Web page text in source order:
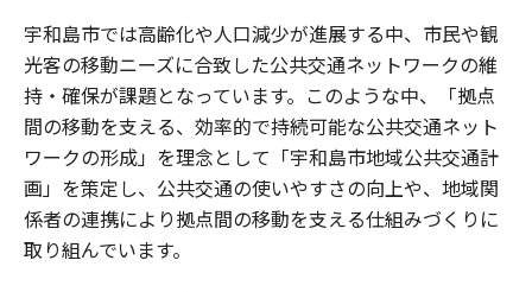
宇和島市では高齢化や人口減少が進展する中、市民や観
光客の移動ニーズに合致した公共交通ネットワークの維
持・確保が課題となっています。このような中、「拠点
間の移動を支える、効率的で持続可能な公共交通ネット
ワークの形成」を理念として「宇和島市地域公共交通計
画」を策定し、公共交通の使いやすさの向上や、地域関
係者の連携により拠点間の移動を支える仕組みづくりに
取り組んでいます。